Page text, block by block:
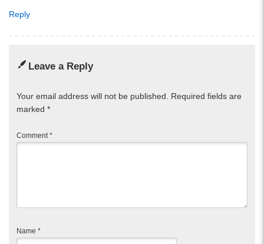
Reply
Leave a Reply
Your email address will not be published. Required fields are
marked *
Comment*
Name *